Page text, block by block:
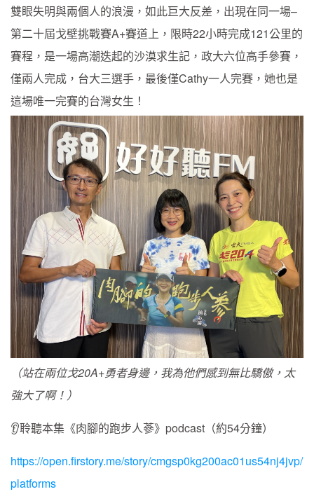
雙眼失明與兩個人的浪漫，如此巨大反差，出現在同一場–
第二十屆戈壁挑戰賽A+賽道上，限時22小時完成121公里的
賽程，是一場高潮迭起的沙漠求生記，政大六位高手參賽，
僅兩人完成，台大三選手，最後僅Cathy一人完賽，她也是
這場唯一完賽的台灣女生！
（站在兩位戈20A+勇者身邊，我為他們感到無比驕傲，太
強大了啊！）
👂聆聽本集《肉腳的跑步人蔘》podcast（約54分鐘）
https://open.firstory.me/story/cmgsp0kg200ac01us54nj4jvp/
platforms